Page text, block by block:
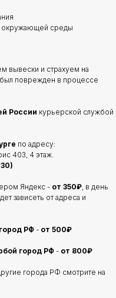
окружающей среды
вывески и страхуем на
поврежден в процессе
России курьерской службой
по адресу:
403, 4 этаж.
Яндекс - от 350₽, в день
зависеть от адреса и
РФ - от 500₽
город РФ - от 800₽
города РФ смотрите на